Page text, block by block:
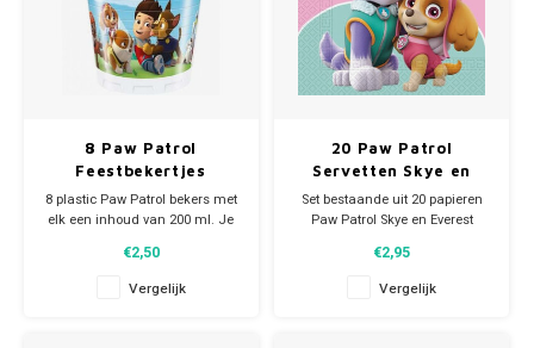
8 Paw Patrol
Feestbekertjes
8 plastic Paw Patrol bekers met
elk een inhoud van 200 ml. Je
beginnen!
€2,50
Vergelijk
20 Paw Patrol
Servetten Skye en
Everest
Set bestaande uit 20 papieren
Paw Patrol Skye en Everest
Afmeting per servet: 33 x 33 cm.
€2,95
Vergelijk